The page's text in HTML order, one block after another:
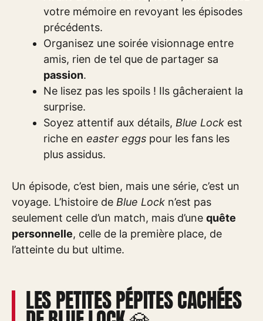
votre mémoire en revoyant les épisodes
précédents.
Organisez une soirée visionnage entre
amis, rien de tel que de partager sa
passion.
Ne lisez pas les spoils ! Ils gâcheraient la
surprise.
Soyez attentif aux détails, Blue Lock est
riche en easter eggs pour les fans les
plus assidus.
Un épisode, c’est bien, mais une série, c’est un
voyage. L’histoire de Blue Lock n’est pas
seulement celle d’un match, mais d’une quête
personnelle, celle de la première place, de
l’atteinte du but ultime.
LES PETITES PÉPITES CACHÉES